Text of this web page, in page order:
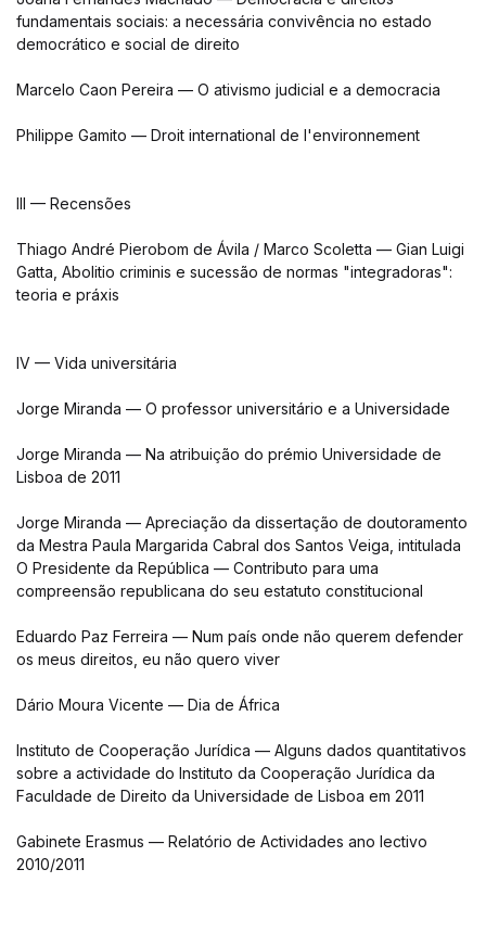
fundamentais sociais: a necessária convivência no estado
democrático e social de direito
Marcelo Caon Pereira — O ativismo judicial e a democracia
Philippe Gamito — Droit international de l'environnement
III — Recensões
Thiago André Pierobom de Ávila / Marco Scoletta — Gian Luigi
Gatta, Abolitio criminis e sucessão de normas "integradoras":
teoria e práxis
IV — Vida universitária
Jorge Miranda — O professor universitário e a Universidade
Jorge Miranda — Na atribuição do prémio Universidade de
Lisboa de 2011
Jorge Miranda — Apreciação da dissertação de doutoramento
da Mestra Paula Margarida Cabral dos Santos Veiga, intitulada
O Presidente da República — Contributo para uma
compreensão republicana do seu estatuto constitucional
Eduardo Paz Ferreira — Num país onde não querem defender
os meus direitos, eu não quero viver
Dário Moura Vicente — Dia de África
Instituto de Cooperação Jurídica — Alguns dados quantitativos
sobre a actividade do Instituto da Cooperação Jurídica da
Faculdade de Direito da Universidade de Lisboa em 2011
Gabinete Erasmus — Relatório de Actividades ano lectivo
2010/2011